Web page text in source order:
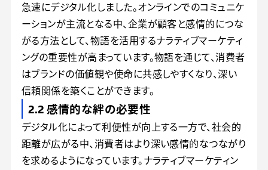
急速にデジタル化しました。オンラインでのコミュニケ
ーションが主流となる中、企業が顧客と感情的につな
がる方法として、物語を活用するナラティブマーケティ
ングの重要性が高まっています。物語を通じて、消費者
はブランドの価値観や使命に共感しやすくなり、深い
信頼関係を築くことができます。
2.2 感情的な絆の必要性
デジタル化によって利便性が向上する一方で、社会的
距離が広がる中、消費者はより深い感情的なつながり
を求めるようになっています。ナラティブマーケティン